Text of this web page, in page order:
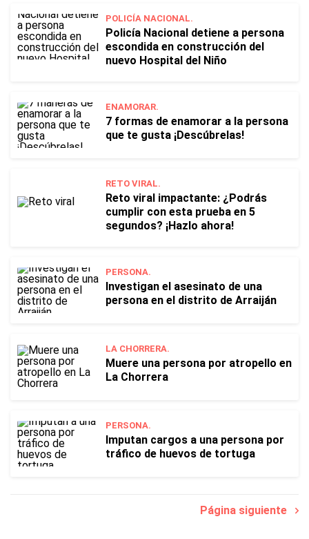
POLICÍA NACIONAL.
Policía Nacional detiene a persona
escondida en construcción del
nuevo Hospital del Niño
ENAMORAR.
7 formas de enamorar a la persona
que te gusta ¡Descúbrelas!
RETO VIRAL.
Reto viral impactante: ¿Podrás
cumplir con esta prueba en 5
segundos? ¡Hazlo ahora!
PERSONA.
Investigan el asesinato de una
persona en el distrito de Arraiján
LA CHORRERA.
Muere una persona por atropello en
La Chorrera
PERSONA.
Imputan cargos a una persona por
tráfico de huevos de tortuga
Página siguiente